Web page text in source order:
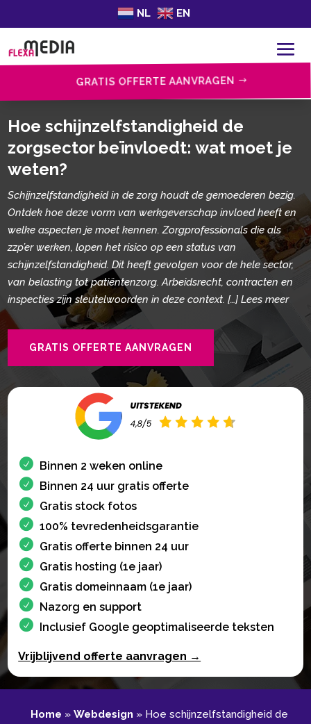
NL EN
GRATIS OFFERTE AANVRAGEN
Hoe schijnzelfstandigheid de
zorgsector beïnvloedt: wat moet je
weten?
Schijnzelfstandigheid in de zorg houdt de gemoederen bezig.
Ontdek hoe deze vorm van werkgeverschap invloed heeft en
welke aspecten je moet kennen. Zorgprofessionals die als
zzp’er werken, lopen het risico op een status van
schijnzelfstandigheid. Dit heeft gevolgen voor de hele sector,
van belasting tot patiëntenzorg. Arbeidsrecht, contracten en
inspecties zijn sleutelwoorden in deze context. […] Lees meer
GRATIS OFFERTE AANVRAGEN
Binnen 2 weken online
Binnen 24 uur gratis offerte
Gratis stock fotos
100% tevredenheidsgarantie
Gratis offerte binnen 24 uur
Gratis hosting (1e jaar)
Gratis domeinnaam (1e jaar)
Nazorg en support
Inclusief Google geoptimaliseerde teksten
Vrijblijvend offerte aanvragen →
Home » Webdesign » Hoe schijnzelfstandigheid de